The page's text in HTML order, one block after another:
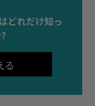
どれだけ知っ
る